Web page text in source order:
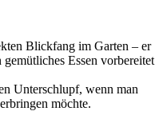
Blickfang im Garten – er
Essen vorbereitet
Unterschlupf, wenn man
möchte.